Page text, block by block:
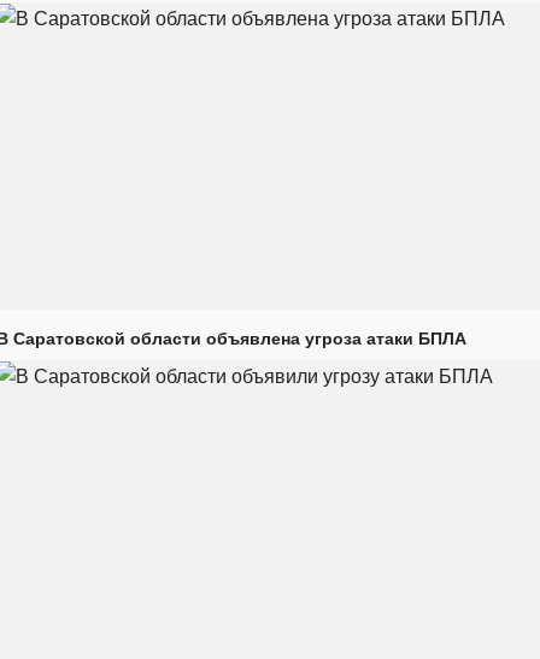
Саратовской области объявлена угроза атаки БПЛА